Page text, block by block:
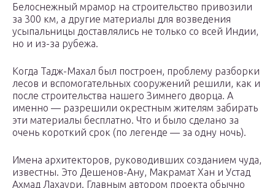
Белоснежный мрамор на строительство привозили
за 300 км, а другие материалы для возведения
усыпальницы доставлялись не только со всей Индии,
но и из-за рубежа.
Когда Тадж-Махал был построен, проблему разборки
лесов и вспомогательных сооружений решили, как и
после строительства нашего Зимнего дворца. А
именно — разрешили окрестным жителям забирать
эти материалы бесплатно. Что и было сделано за
очень короткий срок (по легенде — за одну ночь).
Имена архитекторов, руководивших созданием чуда,
известны. Это Дешенов-Ану, Макрамат Хан и Устад
Ахмад Лахаури. Главным автором проекта обычно